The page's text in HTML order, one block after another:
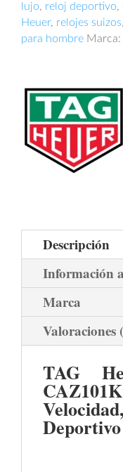
lujo, reloj deportivo,
Heuer, relojes suizos,
para hombre Marca:
Descripción
Información
Marca
Valoraciones
TAG
Deportivo